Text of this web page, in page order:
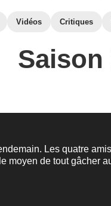
Vidéos Critiques
Saison
Les quatre
moyen de tout gâcher